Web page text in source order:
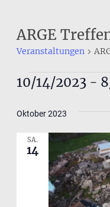
ARGE
Veranstaltungen
10/14/2023 -
wählen.
Oktober 2023
SA.
14